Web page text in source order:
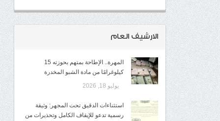
الارشيف العام
المهرة.. الإطاحة بمتهم بحوزته 15
كيلوغرامًا من مادة الشبو المخدرة
يوليو 18, 2026
استثناءات الدقيق تحت المجهر: وثيقة
رسمية تدعو للإيقاف الكامل وتحذيرات من